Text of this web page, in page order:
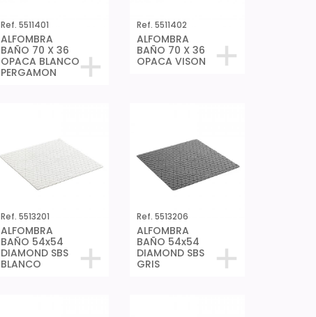
Ref. 5511401
ALFOMBRA
BAÑO 70 X 36
OPACA BLANCO
PERGAMON
Ref. 5511402
ALFOMBRA
BAÑO 70 X 36
OPACA VISON
Ref. 5513201
ALFOMBRA
BAÑO 54x54
DIAMOND SBS
BLANCO
Ref. 5513206
ALFOMBRA
BAÑO 54x54
DIAMOND SBS
GRIS